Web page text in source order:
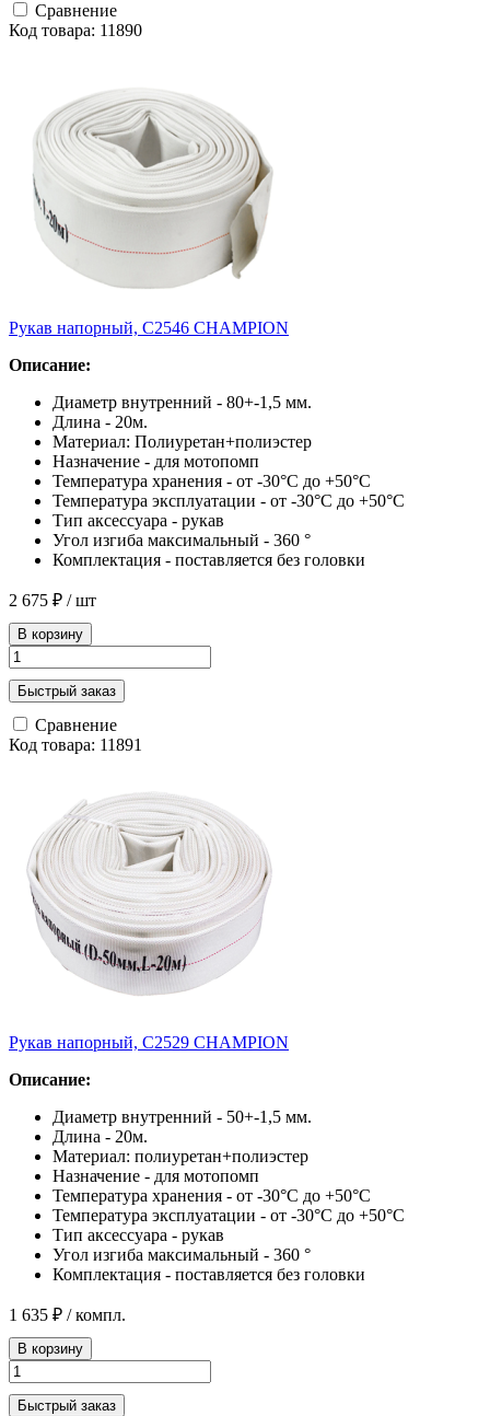
Сравнение
Код товара: 11890
Рукав напорный, С2546 СHAMPION
Описание:
Диаметр внутренний - 80+-1,5 мм.
Длина - 20м.
Материал: Полиуретан+полиэстер
Назначение - для мотопомп
Температура хранения - от -30°С до +50°С
Температура эксплуатации - от -30°С до +50°С
Тип аксессуара - рукав
Угол изгиба максимальный - 360 °
Комплектация - поставляется без головки
2 675 ₽ / шт
В корзину
Быстрый заказ
Сравнение
Код товара: 11891
Рукав напорный, С2529 СHAMPION
Описание:
Диаметр внутренний - 50+-1,5 мм.
Длина - 20м.
Материал: полиуретан+полиэстер
Назначение - для мотопомп
Температура хранения - от -30°С до +50°С
Температура эксплуатации - от -30°С до +50°С
Тип аксессуара - рукав
Угол изгиба максимальный - 360 °
Комплектация - поставляется без головки
1 635 ₽ / компл.
В корзину
Быстрый заказ